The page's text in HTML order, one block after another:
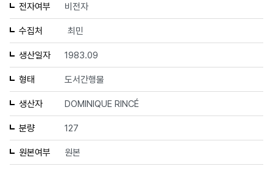
전자여부 비전자
수집처 최민
생산일자 1983.09
형태 도서간행물
생산자 DOMINIQUE RINCÉ
분량 127
원본여부 원본